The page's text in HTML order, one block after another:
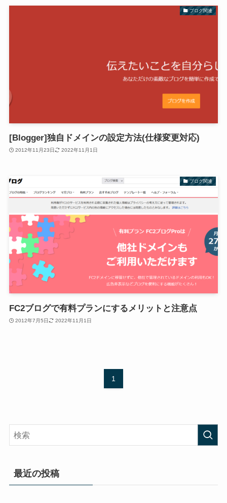
ブログ関連
[Blogger]独自ドメインの設定方法(仕様変更対応)
2012年11月23日 2022年11月1日
ブログ関連
FC2ブログで有料プランにするメリットと注意点
2012年7月5日 2022年11月1日
1
最近の投稿